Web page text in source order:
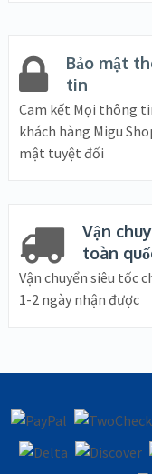
Bảo mật
tin
Cam kết Mọi thông
khách hàng Migu
mật tuyệt đối
Vận
toàn
Vận chuyển siêu tốc
1-2 ngày nhận được